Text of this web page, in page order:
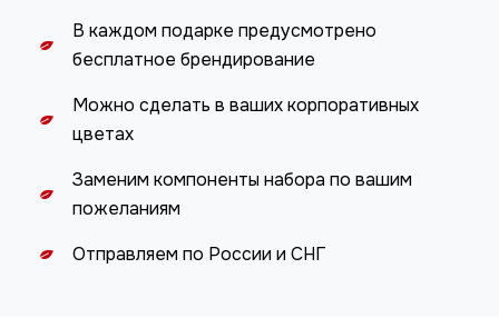
В каждом подарке предусмотрено
бесплатное брендирование
Можно сделать в ваших корпоративных
цветах
Заменим компоненты набора по вашим
пожеланиям
Отправляем по России и СНГ